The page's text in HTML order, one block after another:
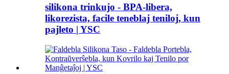
silikona trinkujo - BPA-libera,
likorezista, facile teneblaj teniloj, kun
pajleto | YSC